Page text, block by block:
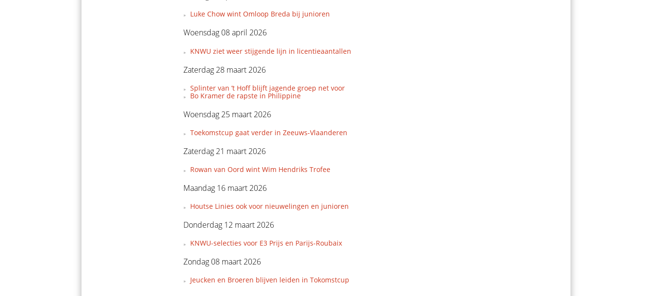
Luke Chow wint Omloop Breda bij junioren
Woensdag 08 april 2026
KNWU ziet weer stijgende lijn in licentieaantallen
Zaterdag 28 maart 2026
Splinter van ’t Hoff blijft jagende groep net voor
Bo Kramer de rapste in Philippine
Woensdag 25 maart 2026
Toekomstcup gaat verder in Zeeuws-Vlaanderen
Zaterdag 21 maart 2026
Rowan van Oord wint Wim Hendriks Trofee
Maandag 16 maart 2026
Houtse Linies ook voor nieuwelingen en junioren
Donderdag 12 maart 2026
KNWU-selecties voor E3 Prijs en Parijs-Roubaix
Zondag 08 maart 2026
Jeucken en Broeren blijven leiden in Tokomstcup